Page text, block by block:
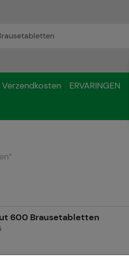
Verzendkosten ERVARINGEN
“
600 Brausetabletten